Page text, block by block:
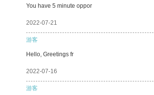
You have 5 minute oppor
2022-07-21
游客
Hello, Greetings fr
2022-07-16
游客